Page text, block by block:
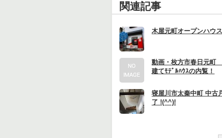
関連記事
木屋元町オープンハウス
動画・枚方市春日元町
建てﾓﾃﾞﾙﾊｳｽの内覧！
寝屋川市太秦中町 中古
了 !(^^)!